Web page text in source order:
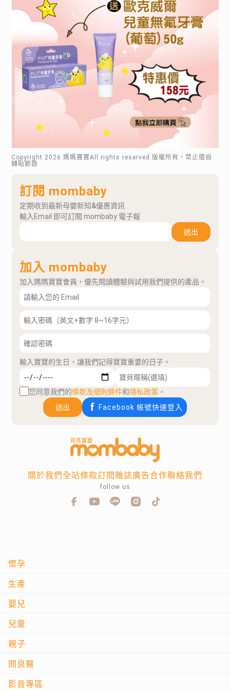
Copyright 2026 .媽媽寶寶All rights reserved.版權所有，禁止擅自
轉貼節錄
訂閱 mombaby
定期收到最新母嬰新知&優惠資訊
輸入Email 即可訂閱 mombaby 電子報
送出
加入 mombaby
加入媽媽寶寶會員，優先閱讀體驗與試用我們提供的產品。
輸入寶寶的生日，讓我們記得寶寶重要的日子。
您同意我們的條款及細則條件和隱私政策 。
送出
Facebook 帳號快速登入
懷孕
生產
嬰兒
兒童
親子
問良醫
影音專區
關於我們全站條款訂閱雜誌廣告合作聯絡我們
follow us